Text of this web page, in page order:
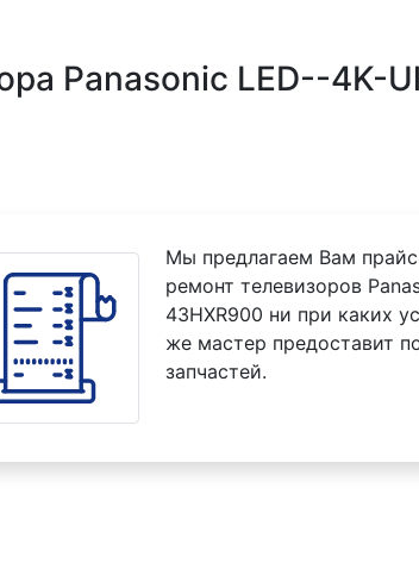
Panasonic LED--4K-
Мы предлагаем Вам
ремонт телевизоров
43HXR900 ни при каких
же мастер предоставит
запчастей.